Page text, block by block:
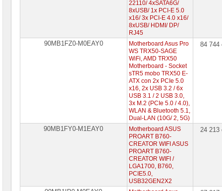
22110/ 4xSATA6G/
8xUSB/ 1x PCI-E 5.0
x16/ 3x PCI-E 4.0 x16/
8xUSB/ HDMI/ DP/
RJ45
90MB1FZ0-M0EAY0
Motherboard Asus Pro
WS TRX50-SAGE
WiFi, AMD TRX50
Motherboard - Socket
sTR5 mobo TRX50 E-
ATX con 2x PCIe 5.0
x16, 2x USB 3.2 / 6x
USB 3.1 / 2 USB 3.0,
3x M.2 (PCIe 5.0 / 4.0),
WLAN & Bluetooth 5.1,
Dual-LAN (10G/ 2, 5G)
84
90MB1FY0-M1EAY0
Motherboard ASUS
PROART B760-
CREATOR WIFI ASUS
PROART B760-
CREATOR WIFI /
LGA1700, B760,
PCIE5.0,
USB32GEN2X2
24